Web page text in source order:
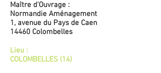
Maître d’Ouvrage :
Normandie Aménagement
1, avenue du Pays de Caen
14460 Colombelles
Lieu :
COLOMBELLES (14)